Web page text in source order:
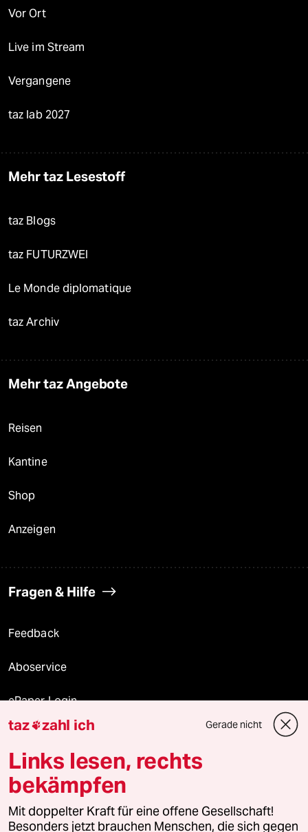
Vor Ort
Live im Stream
Vergangene
taz lab 2027
Mehr taz Lesestoff
taz Blogs
taz FUTURZWEI
Le Monde diplomatique
taz Archiv
Mehr taz Angebote
Reisen
Kantine
Shop
Anzeigen
Fragen & Hilfe
Feedback
Aboservice
ePaper Login
Downloads für Abonnierende
© 2026 taz Verlags und Vertriebs GmbH
Alle Rechte vorbehalten. Bei rechtlichen Fragen oder für Genehmigungen
wenden Sie sich bitte an lizenzen@taz.de
taz zahl ich Gerade nicht
Links lesen, rechts
bekämpfen
Mit doppelter Kraft für eine offene Gesellschaft!
Besonders jetzt brauchen Menschen, die sich gegen